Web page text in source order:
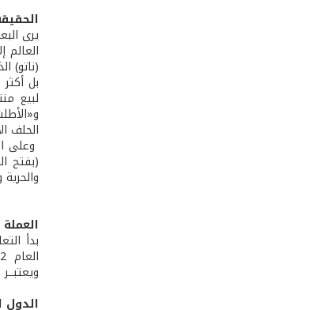
يرى
(ناتو)
بل
لبيع
الحلف
وعلى
(بفتح
العام 2002، غــيـــر أنــه لم يصبــح بعد العمـلــة الوحيــدة لدولــه كلّهــا (تعتمــده 17 دولــة في الإتــحاد).
الدول